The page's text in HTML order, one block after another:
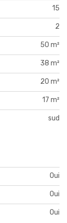
15
2
50 m²
38 m²
20 m²
17 m²
sud
Oui
Oui
Oui